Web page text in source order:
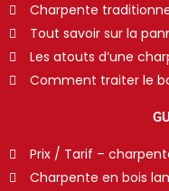
Charpente
Tout savoir sur la
Les atouts d’une
Comment traiter le
Prix / Tarif –
Charpente en bois